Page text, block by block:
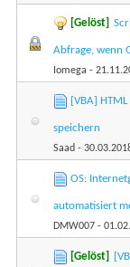
[Gelöst]
Abfrage, wenn
Iomega -
[VBA]
speichern
Saad -
OS:
automatisiert
DMW007 -
[Gelöst]